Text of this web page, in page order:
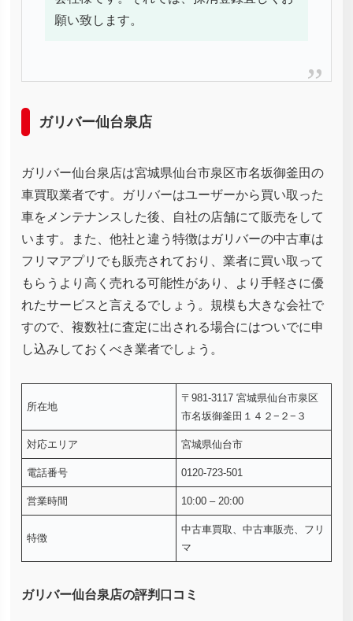
願い致します。
ガリバー仙台泉店
ガリバー仙台泉店は宮城県仙台市泉区市名坂御釜田の
車買取業者です。ガリバーはユーザーから買い取った
車をメンテナンスした後、自社の店舗にて販売をして
います。また、他社と違う特徴はガリバーの中古車は
フリマアプリでも販売されており、業者に買い取って
もらうより高く売れる可能性があり、より手軽さに優
れたサービスと言えるでしょう。規模も大きな会社で
すので、複数社に査定に出される場合にはついでに申
し込みしておくべき業者でしょう。
所在地
〒981-3117 宮城県仙台市泉区
市名坂御釜田１４２−２−３
対応エリア 宮城県仙台市
電話番号 0120-723-501
営業時間 10:00 – 20:00
特徴
中古車買取、中古車販売、フリ
マ
ガリバー仙台泉店の評判口コミ